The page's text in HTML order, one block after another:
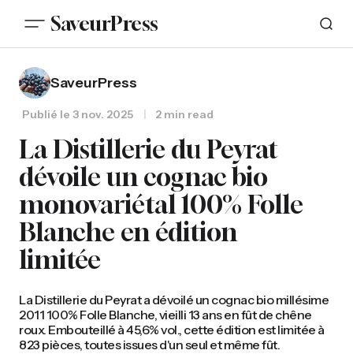
SaveurPress
SaveurPress
Publié le 3 nov. 2025 2 min read
La Distillerie du Peyrat
dévoile un cognac bio
monovariétal 100% Folle
Blanche en édition
limitée
La Distillerie du Peyrat a dévoilé un cognac bio millésime
2011 100% Folle Blanche, vieilli 13 ans en fût de chêne
roux. Embouteillé à 45,6% vol., cette édition est limitée à
823 pièces, toutes issues d'un seul et même fût.